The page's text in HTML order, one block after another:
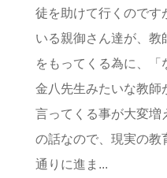
徒を助けて行くのです
いる親御さん達が、教
をもってくる為に、
金八先生みたいな教師
言ってくる事が大変増
の話なので、現実の教
通りに進ま...